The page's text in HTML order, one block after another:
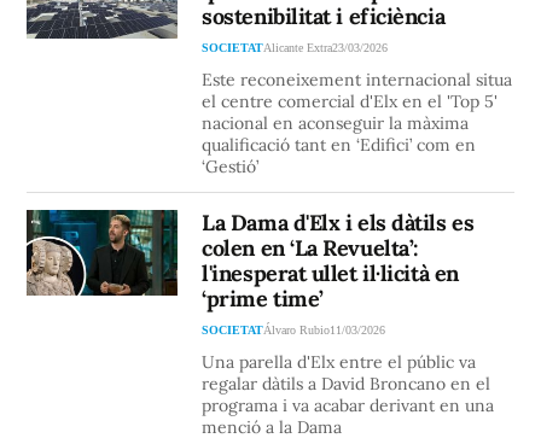
sostenibilitat i eficiència
SOCIETATAlicante Extra23/03/2026
Este reconeixement internacional situa
el centre comercial d'Elx en el 'Top 5'
nacional en aconseguir la màxima
qualificació tant en ‘Edifici’ com en
‘Gestió’
La Dama d'Elx i els dàtils es
colen en ‘La Revuelta’:
l'inesperat ullet il·licità en
‘prime time’
SOCIETATÁlvaro Rubio11/03/2026
Una parella d'Elx entre el públic va
regalar dàtils a David Broncano en el
programa i va acabar derivant en una
menció a la Dama